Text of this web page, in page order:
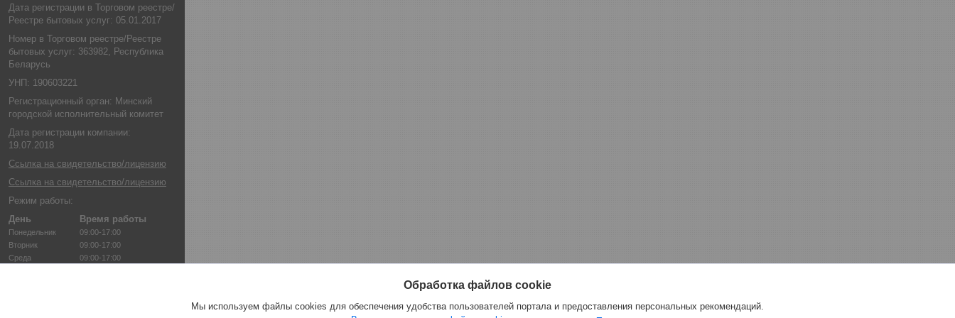
Дата регистрации в Торговом реестре/
Реестре бытовых услуг: 05.01.2017
Номер в Торговом реестре/Реестре
бытовых услуг: 363982, Республика
Беларусь
УНП: 190603221
Регистрационный орган: Минский
городской исполнительный комитет
Дата регистрации компании:
19.07.2018
Ссылка на свидетельство/лицензию
Ссылка на свидетельство/лицензию
Режим работы:
День
Время работы
Понедельник
09:00-17:00
Вторник
09:00-17:00
Среда
09:00-17:00
Обработка файлов cookie
Мы используем файлы cookies для обеспечения удобства пользователей портала и предоставления персональных рекомендаций.